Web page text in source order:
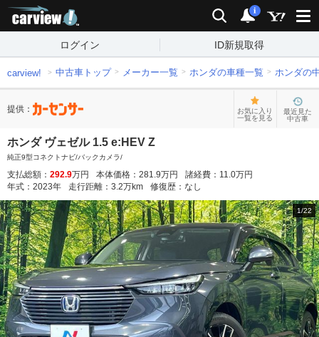
検索 通知
i
ログイン ID新規取得
carview! 中古車トップ メーカー一覧 ホンダの車種一覧 ホンダの
提供：
お気に入り
一覧を見る
最近見た
中古車
ホンダ ヴェゼル 1.5 e:HEV Z
純正9型コネクトナビ/バックカメラ/
支払総額： 292.9万円 本体価格： 281.9万円 諸経費： 11.0万円
年式： 2023年 走行距離： 3.2万km 修復歴： なし
1/22